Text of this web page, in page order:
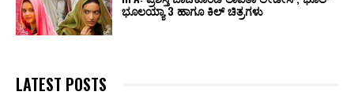
ಭೂಲಯ್ಯಾ 3 ಹಾಗೂ ಕಿಲ್‌ ಚಿತ್ರಗಳು
LATEST POSTS